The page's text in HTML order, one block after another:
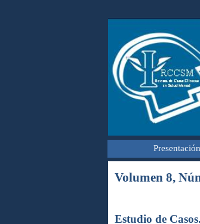
Presentación
Volumen 8,
Estudio de Casos.